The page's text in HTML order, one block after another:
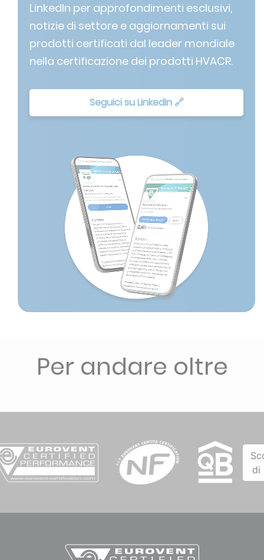
LinkedIn per approfondimenti esclusivi,
notizie di settore e aggiornamenti sui
prodotti certificati dal leader mondiale
nella certificazione dei prodotti HVACR.
Seguici su LinkedIn 🔗
Per andare oltre
di